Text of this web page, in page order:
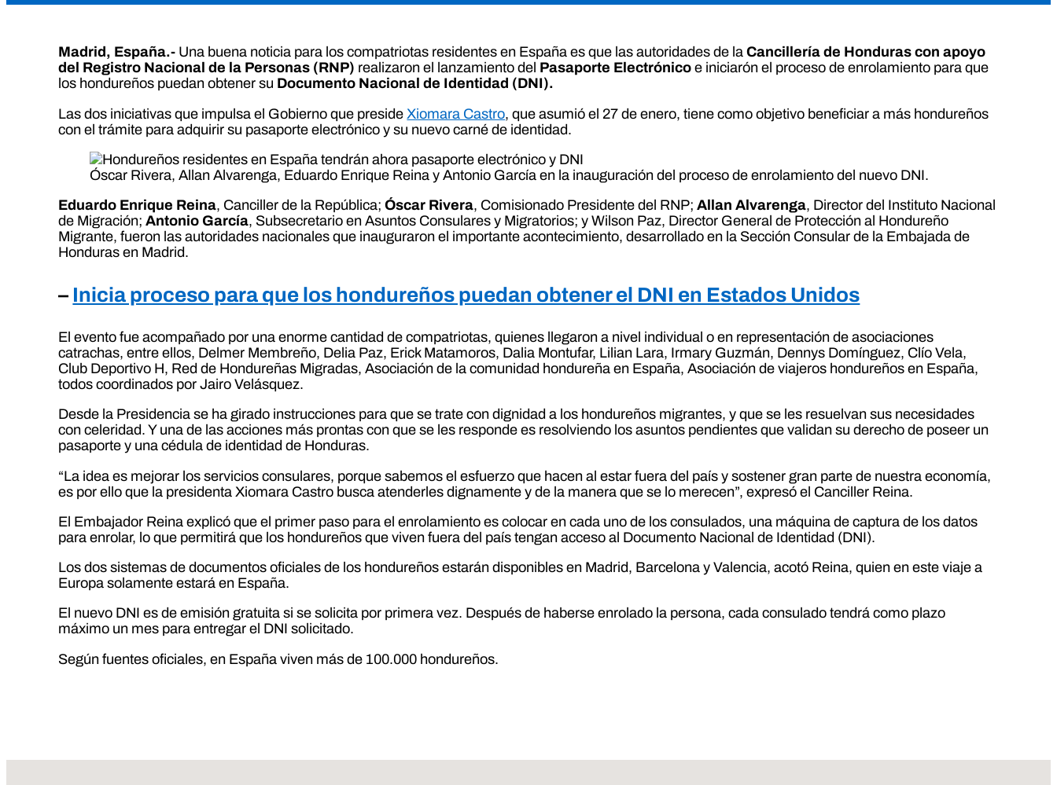
Madrid, España.- Una buena noticia para los compatriotas residentes en España es que las autoridades de laCancillería de Honduras con apoyo
del Registro Nacional de la Personas (RNP) realizaron el lanzamiento del Pasaporte Electrónico e iniciarón el proceso de enrolamiento para que
los hondureños puedan obtener su Documento Nacional de Identidad (DNI).
Las dos iniciativas que impulsa el Gobierno que preside Xiomara Castro, que asumió el 27 de enero, tiene como objetivo beneficiar a más hondureños
con el trámite para adquirir su pasaporte electrónico y su nuevo carné de identidad.
Óscar Rivera, Allan Alvarenga, Eduardo Enrique Reina y Antonio García en la inauguración del proceso de enrolamiento del nuevo DNI.
Eduardo Enrique Reina, Canciller de la República;Óscar Rivera, Comisionado Presidente del RNP;Allan Alvarenga, Director del Instituto Nacional
de Migración;Antonio García, Subsecretario en Asuntos Consulares y Migratorios; y Wilson Paz, Director General de Protección al Hondureño
Migrante, fueron las autoridades nacionales que inauguraron el importante acontecimiento, desarrollado en la Sección Consular de la Embajada de
Honduras en Madrid.
– Inicia proceso para que los hondureños puedan obtener el DNI en Estados Unidos
El evento fue acompañado por una enorme cantidad de compatriotas, quienes llegaron a nivel individual o en representación de asociaciones
catrachas, entre ellos, Delmer Membreño, Delia Paz, Erick Matamoros, Dalia Montufar, Lilian Lara, Irmary Guzmán, Dennys Domínguez, Clío Vela,
Club Deportivo H, Red de Hondureñas Migradas, Asociación de la comunidad hondureña en España, Asociación de viajeros hondureños en España,
todos coordinados por Jairo Velásquez.
Desde la Presidencia se ha girado instrucciones para que se trate con dignidad a los hondureños migrantes, y que se les resuelvan sus necesidades
con celeridad. Y una de las acciones más prontas con que se les responde es resolviendo los asuntos pendientes que validan su derecho de poseer un
pasaporte y una cédula de identidad de Honduras.
“La idea es mejorar los servicios consulares, porque sabemos el esfuerzo que hacen al estar fuera del país y sostener gran parte de nuestra economía,
es por ello que la presidenta Xiomara Castro busca atenderles dignamente y de la manera que se lo merecen”, expresó el Canciller Reina.
El Embajador Reina explicó que el primer paso para el enrolamiento es colocar en cada uno de los consulados, una máquina de captura de los datos
para enrolar, lo que permitirá que los hondureños que viven fuera del país tengan acceso al Documento Nacional de Identidad (DNI).
Los dos sistemas de documentos oficiales de los hondureños estarán disponibles en Madrid, Barcelona y Valencia, acotó Reina, quien en este viaje a
Europa solamente estará en España.
El nuevo DNI es de emisión gratuita si se solicita por primera vez. Después de haberse enrolado la persona, cada consulado tendrá como plazo
máximo un mes para entregar el DNI solicitado.
Según fuentes oficiales, en España viven más de 100.000 hondureños.